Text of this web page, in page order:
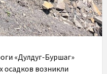
«Дулдуг-Буршаг»
осадков возникли